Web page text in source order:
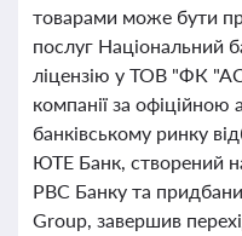
товарами може бути
послуг Національний
ліцензію у ТОВ "ФК
компанії за
банківському ринку
ЮТЕ Банк, створений
РВС Банку та
Group, завершив